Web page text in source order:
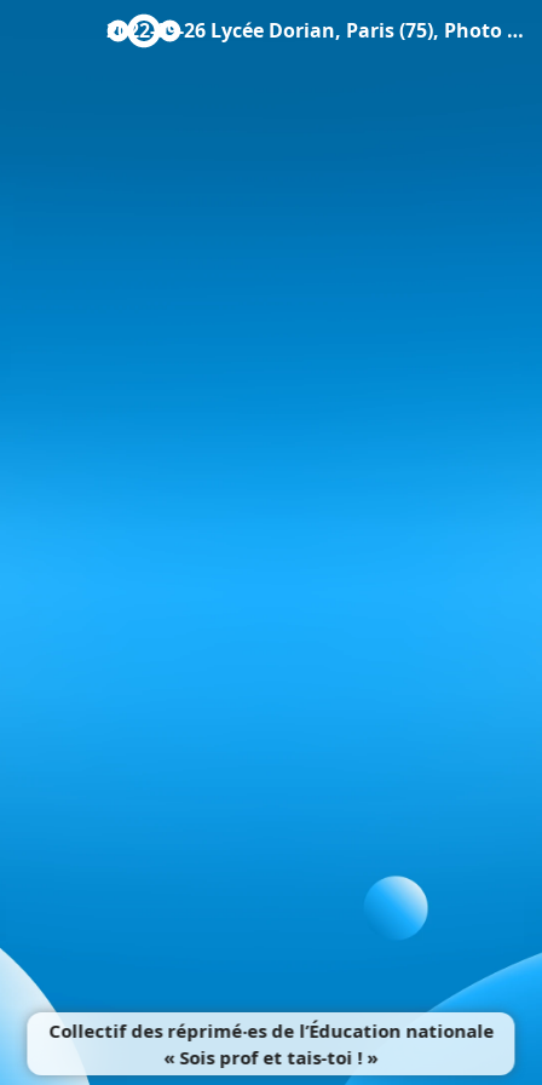
2022-09-26 Lycée Dorian, Paris (75), Photo de soutien.jpeg
Collectif des réprimé‧es de l’Éducation nationale
« Sois prof et tais-toi ! »